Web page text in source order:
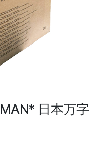
日本万字